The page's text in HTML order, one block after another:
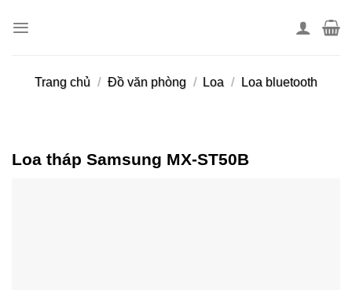
Trang chủ / Đồ văn phòng / Loa / Loa bluetooth
Loa tháp Samsung MX-ST50B